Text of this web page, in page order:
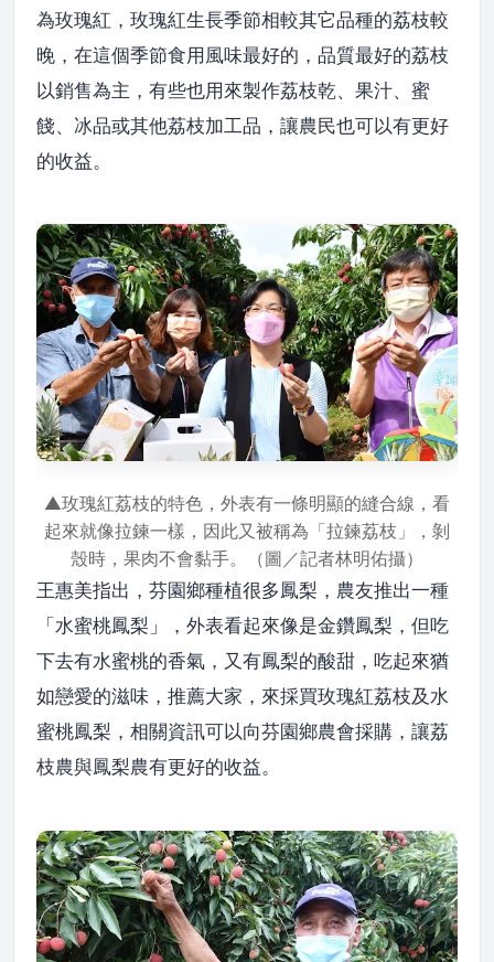
為玫瑰紅，玫瑰紅生長季節相較其它品種的荔枝較
晚，在這個季節食用風味最好的，品質最好的荔枝
以銷售為主，有些也用來製作荔枝乾、果汁、蜜
餞、冰品或其他荔枝加工品，讓農民也可以有更好
的收益。
▲玫瑰紅荔枝的特色，外表有一條明顯的縫合線，看
起來就像拉鍊一樣，因此又被稱為「拉鍊荔枝」，剝
殼時，果肉不會黏手。（圖／記者林明佑攝）
王惠美指出，芬園鄉種植很多鳳梨，農友推出一種
「水蜜桃鳳梨」，外表看起來像是金鑽鳳梨，但吃
下去有水蜜桃的香氣，又有鳳梨的酸甜，吃起來猶
如戀愛的滋味，推薦大家，來採買玫瑰紅荔枝及水
蜜桃鳳梨，相關資訊可以向芬園鄉農會採購，讓荔
枝農與鳳梨農有更好的收益。